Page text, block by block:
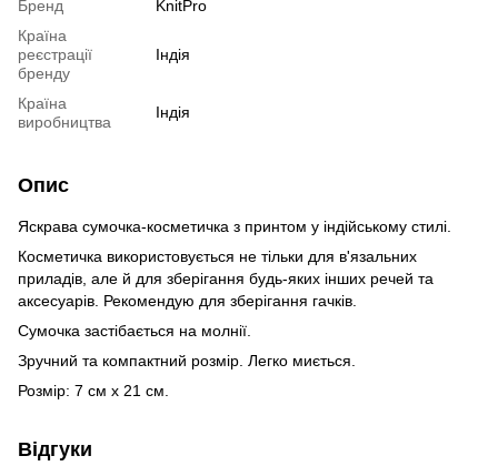
Бренд
KnitPro
Країна
реєстрації
бренду
Індія
Країна
виробництва
Індія
Опис
Яскрава сумочка-косметичка з принтом у індійському стилі.
Косметичка використовується не тільки для в'язальних
приладів, але й для зберігання будь-яких інших речей та
аксесуарів. Рекомендую для зберігання гачків.
Сумочка застібається на молнії.
Зручний та компактний розмір. Легко миється.
Розмір: 7 см х 21 см.
Відгуки